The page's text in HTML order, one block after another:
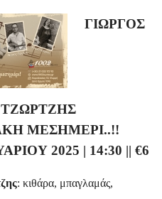
ΓΙΩΡΓΟΣ
ΤΖΩΡΤΖΗΣ
ΜΕΣΗΜΕΡΙ..!!
2025 | 14:30 || €6
: κιθάρα, μπαγλαμάς,